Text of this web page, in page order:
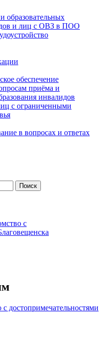
образовательных
и лиц с ОВЗ в ПОО
обеспечение
приёма и
инвалидов
с ограниченными
в вопросах и ответах
с
с достопримечательностями